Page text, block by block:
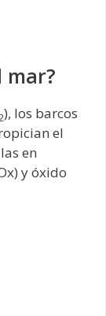
mar?
), los barcos
el
en
y óxido